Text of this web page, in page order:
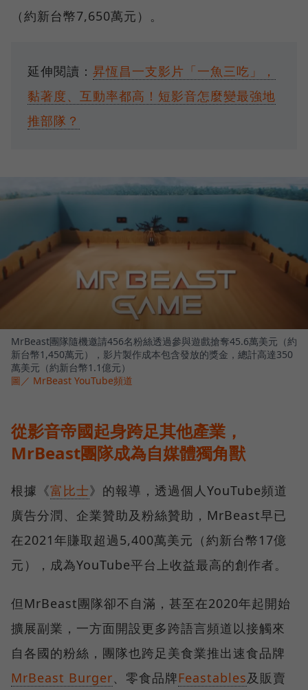
（約新台幣7,650萬元）。
延伸閱讀： 昇恆昌一支影片「一魚三吃」，
黏著度、互動率都高！短影音怎麼變最強地
推部隊？
MrBeast團隊隨機邀請456名粉絲透過參與遊戲搶奪45.6萬美元（約
新台幣1,450萬元），影片製作成本包含發放的獎金，總計高達350
萬美元（約新台幣1.1億元）
圖／ MrBeast YouTube頻道
從影音帝國起身跨足其他產業，
MrBeast團隊成為自媒體獨角獸
根據《富比士》的報導，透過個人YouTube頻道
廣告分潤、企業贊助及粉絲贊助，MrBeast早已
在2021年賺取超過5,400萬美元（約新台幣17億
元），成為YouTube平台上收益最高的創作者。
但MrBeast團隊卻不自滿，甚至在2020年起開始
擴展副業，一方面開設更多跨語言頻道以接觸來
自各國的粉絲，團隊也跨足美食業推出速食品牌
MrBeast Burger 、零食品牌Feastables及販賣